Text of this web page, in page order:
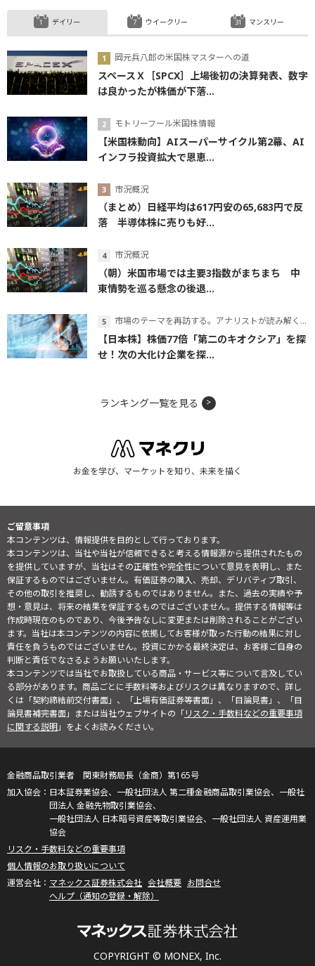
デイリー
岡元兵八郎の米国株マスターへの道
スペースＸ［SPCX］上場後初の決算発表、数字
は良かったが株価が下落...
モトリーフール米国株情報
【米国株動向】AIスーパーサイクル第2幕、AI
インフラ投資拡大で恩恵...
市況概況
（まとめ）日経平均は617円安の65,683円で反
落 半導体株に売りも好...
市況概況
（朝）米国市場では主要3指数がまちまち 中
東情勢を巡る懸念の後退...
市場のテーマを再訪する。アナリストが読み解くテーマの本質
【日本株】株価77倍「第二のキオクシア」を探
せ！次の大化け企業を探...
ウイークリー マンスリー
ランキング一覧を見る
お金を学び、マーケットを知り、未来を描く
ご留意事項
本コンテンツは、情報提供を目的として行っております。
本コンテンツは、当社や当社が信頼できると考える情報源から提供されたもの
を提供していますが、当社はその正確性や完全性について意見を表明し、また
保証するものではございません。有価証券の購入、売却、デリバティブ取引、
その他の取引を推奨し、勧誘するものではありません。また、過去の実績や予
想・意見は、将来の結果を保証するものではございません。提供する情報等は
作成時現在のものであり、今後予告なしに変更または削除されることがござい
ます。当社は本コンテンツの内容に依拠してお客様が取った行動の結果に対し
責任を負うものではございません。投資にかかる最終決定は、お客様ご自身の
判断と責任でなさるようお願いいたします。
本コンテンツでは当社でお取扱している商品・サービス等について言及してい
る部分があります。商品ごとに手数料等およびリスクは異なりますので、詳し
くは「契約締結前交付書面」、「上場有価証券等書面」、「目論見書」、「目
論見書補完書面」または当社ウェブサイトの「リスク・手数料などの重要事項
に関する説明」をよくお読みください。
COPYRIGHT © MONEX, Inc.
金融商品取引業者 関東財務局長（金商）第165号
日本証券業協会、一般社団法人 第二種金融商品取引業協会、一般社
団法人 金融先物取引業協会、
一般社団法人 日本暗号資産等取引業協会、一般社団法人 資産運用業
協会
リスク・手数料などの重要事項
個人情報のお取り扱いについて
マネックス証券株式会社 会社概要 お問合せ
ヘルプ（通知の登録・解除）